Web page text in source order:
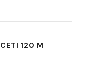
120 M